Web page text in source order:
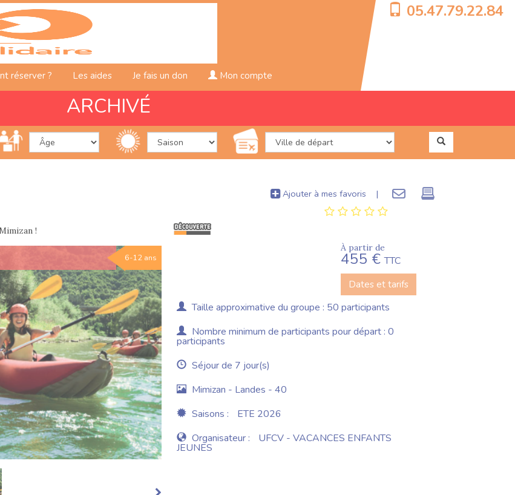
05.47.79.22.84
réserver ? Les aides Je fais un don Mon compte
ARCHIVÉ
Ajouter à mes favoris |
!
6-12 ans
À partir de
455 €TTC
Dates et tarifs
Taille approximative du groupe : 50 participants
Nombre minimum de participants pour départ : 0
participants
Séjour de 7 jour(s)
Mimizan - Landes - 40
Saisons :
ETE 2026
Organisateur :
UFCV - VACANCES ENFANTS
JEUNES